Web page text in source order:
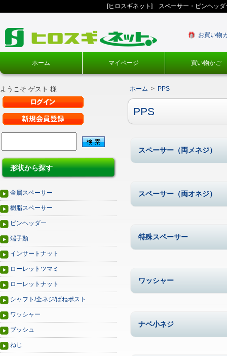
[ヒロスギネット] スペーサー・ピンヘッ
お買い物
ホーム マイページ 買い物かご
ようこそ ゲスト 様
形状から探す
金属スペーサー
樹脂スペーサー
ピンヘッダー
端子類
インサートナット
ローレットツマミ
ローレットナット
シャフト/全ネジ/ばねポスト
ワッシャー
ブッシュ
ねじ
ホーム > PPS
PPS
スペーサー（両メネジ）
スペーサー（両オネジ）
特殊スペーサー
ワッシャー
ナベ小ネジ